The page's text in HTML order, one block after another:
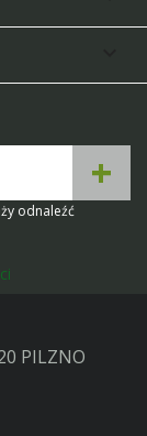
odnaleźć
PILZNO